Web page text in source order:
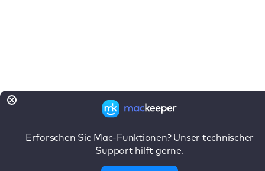
Erforschen Sie Mac-Funktionen? Unser technischer
Support hilft gerne.